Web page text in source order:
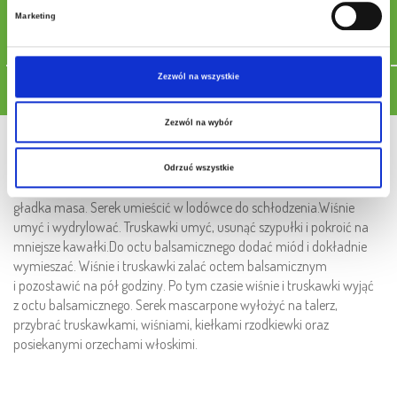
Marketing
Zezwól na wszystkie
Zezwól na wybór
Odrzuć wszystkie
80 ml octu balsamicznego
1 łyżka miodu
Pobierz przepis
Sposób przygotowania
1.Serek mascarpone, jogurt i cukier zmiksować tak by powstała
gładka masa. Serek umieścić w lodówce do schłodzenia.Wiśnie
umyć i wydrylować. Truskawki umyć, usunąć szypułki i pokroić na
mniejsze kawałki.Do octu balsamicznego dodać miód i dokładnie
wymieszać. Wiśnie i truskawki zalać octem balsamicznym
i pozostawić na pół godziny. Po tym czasie wiśnie i truskawki wyjąć
z octu balsamicznego. Serek mascarpone wyłożyć na talerz,
przybrać truskawkami, wiśniami, kiełkami rzodkiewki oraz
posiekanymi orzechami włoskimi.